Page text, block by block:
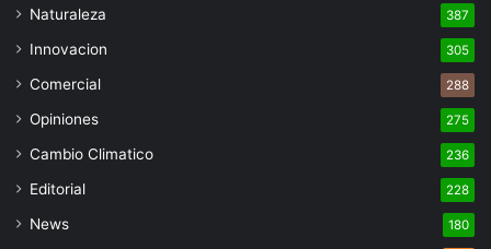
Naturaleza 387
Innovacion 305
Comercial 288
Opiniones 275
Cambio Climatico 236
Editorial 228
News 180